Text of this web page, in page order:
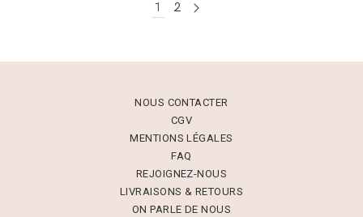
1 2
NOUS CONTACTER
CGV
MENTIONS LÉGALES
FAQ
REJOIGNEZ-NOUS
LIVRAISONS & RETOURS
ON PARLE DE NOUS